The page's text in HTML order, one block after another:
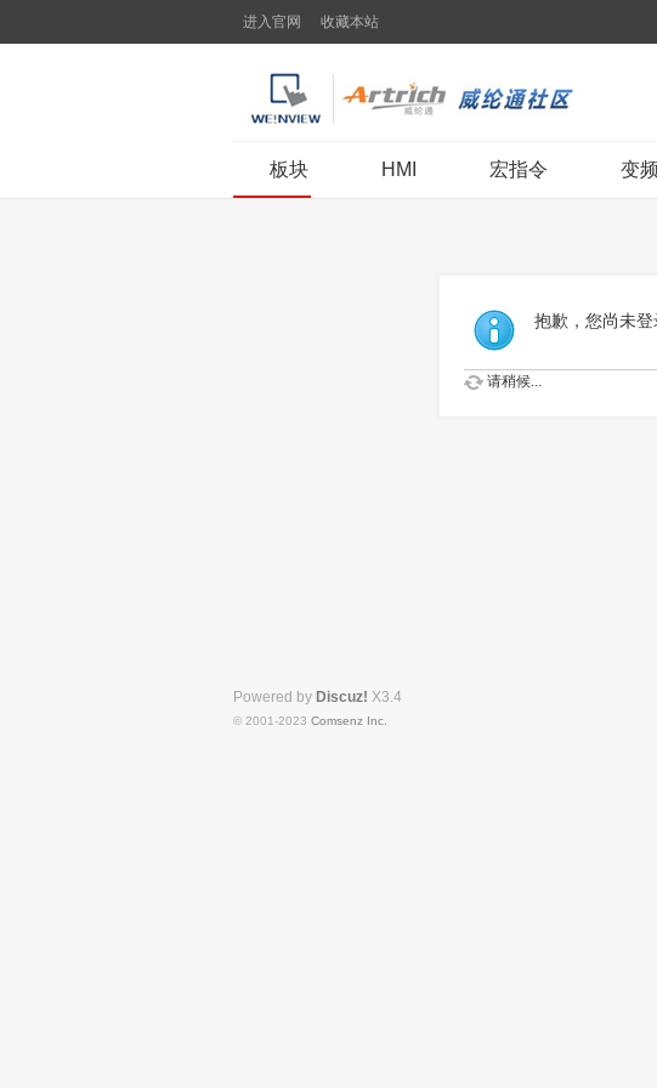
进入官网 收藏本站
板块 HMI 宏指令 变
抱歉，您尚未
请稍候...
Powered by Discuz! X3.4
© 2001-2023 Comsenz Inc.